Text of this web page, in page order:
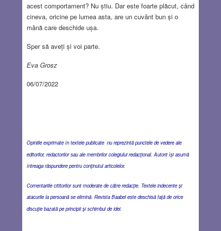
acest comportament? Nu știu. Dar este foarte plăcut, când
cineva, oricine pe lumea asta, are un cuvânt bun și o
mână care deschide ușa.
Sper să aveți și voi parte.
Eva Grosz
06/07/2022
Opiniile exprimate în textele publicate nu reprezintă punctele de vedere ale
editorilor, redactorilor sau ale membrilor colegiului redacţional. Autorii îşi asumă
întreaga răspundere pentru conţinutul articolelor.
Comentariile cititorilor sunt moderate de către redacţie. Textele indecente şi
atacurile la persoană se elimină. Revista Baabel este deschisă faţă de orice
discuţie bazată pe principii şi schimbul de idei.